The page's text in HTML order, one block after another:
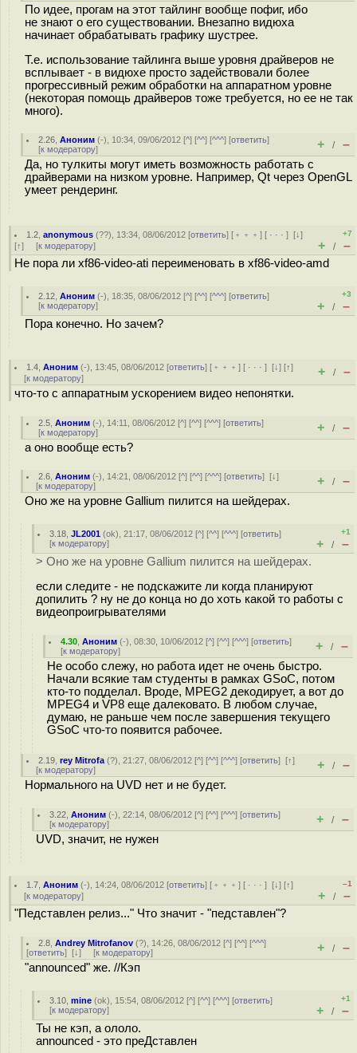
По идее, прогам на этот тайлинг вообще пофиг, ибо
не знают о его существовании. Внезапно видюха
начинает обрабатывать графику шустрее.
Т.е. использование тайлинга выше уровня драйверов не
всплывает - в видюхе просто задействовали более
прогрессивный режим обработки на аппаратном уровне
(некоторая помощь драйверов тоже требуется, но ее не так
много).
2.26 ,Аноним (-), 10:34, 09/06/2012 [^] [^^] [^^^] [ответить]
[к модератору] + / –
Да, но тулкиты могут иметь возможность работать с
драйверами на низком уровне. Например, Qt через OpenGL
умеет рендеринг.
1.2 ,anonymous (??), 13:34, 08/06/2012 [ответить] [ ﹢﹢﹢] [ · · ·][↓]
[↑] [к модератору]
+7
+ / –
Не пора ли xf86-video-ati переименовать в xf86-video-amd
2.12 ,Аноним (-), 18:35, 08/06/2012 [^] [^^] [^^^] [ответить]
[к модератору]
+3
+ / –
Пора конечно. Но зачем?
1.4 ,Аноним (-), 13:45, 08/06/2012 [ответить] [ ﹢﹢﹢] [ · · ·][↓] [↑]
[к модератору] + / –
что-то с аппаратным ускорением видео непонятки.
2.5 ,Аноним (-), 14:11, 08/06/2012 [^] [^^] [^^^] [ответить]
[к модератору] + / –
а оно вообще есть?
2.6 ,Аноним (-), 14:21, 08/06/2012 [^] [^^] [^^^] [ответить][↓]
[к модератору] + / –
Оно же на уровне Gallium пилится на шейдерах.
3.18 ,JL2001 (ok), 21:17, 08/06/2012 [^] [^^] [^^^] [ответить]
[к модератору]
+1
+ / –
> Оно же на уровне Gallium пилится на шейдерах.
если следите - не подскажите ли когда планируют
допилить ? ну не до конца но до хоть какой то работы с
видеопроигрывателями
4.30 ,Аноним (-), 08:30, 10/06/2012 [^] [^^] [^^^] [ответить]
[к модератору] + / –
Не особо слежу, но работа идет не очень быстро.
Начали всякие там студенты в рамках GSoC, потом
кто-то подделал. Вроде, MPEG2 декодирует, а вот до
MPEG4 и VP8 еще далековато. В любом случае,
думаю, не раньше чем после завершения текущего
GSoC что-то появится рабочее.
2.19 ,rey Mitrofa (?), 21:27, 08/06/2012 [^] [^^] [^^^] [ответить][↑]
[к модератору] + / –
Нормального на UVD нет и не будет.
3.22 ,Аноним (-), 22:14, 08/06/2012 [^] [^^] [^^^] [ответить]
[к модератору] + / –
UVD, значит, не нужен
1.7 ,Аноним (-), 14:24, 08/06/2012 [ответить] [ ﹢﹢﹢] [ · · ·][↓] [↑]
[к модератору]
–1
+ / –
"Педставлен релиз..." Что значит - "педставлен"?
2.8 ,Andrey Mitrofanov (?), 14:26, 08/06/2012 [^] [^^] [^^^]
[ответить] [↓] [к модератору] + / –
"announced" же. //Кэп
3.10 ,mine (ok), 15:54, 08/06/2012 [^] [^^] [^^^] [ответить]
[к модератору]
+1
+ / –
Ты не кэп, а ололо.
announced - это преДставлен